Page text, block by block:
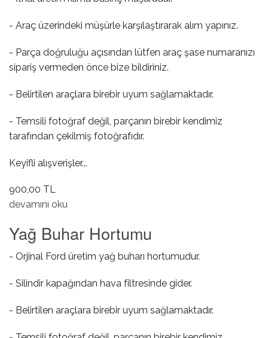
- Araç üzerindeki müşürle karşılaştırarak alım yapınız.
- Parça doğruluğu açısından lütfen araç şase numaranızı
sipariş vermeden önce bize bildiriniz.
- Belirtilen araçlara birebir uyum sağlamaktadır.
- Temsili fotoğraf değil, parçanın birebir kendimiz
tarafından çekilmiş fotoğrafıdır.
Keyifli alışverişler...
900,00 TL
Klima Basınç Müşürü hakkında
devamını oku
Yağ Buhar Hortumu
- Orjinal Ford üretim yağ buharı hortumudur.
- Silindir kapağından hava filtresinde gider.
- Belirtilen araçlara birebir uyum sağlamaktadır.